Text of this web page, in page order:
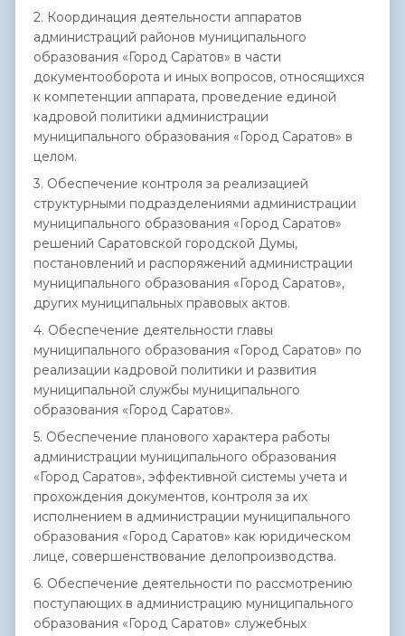
2. Координация деятельности аппаратов
администраций районов муниципального
образования «Город Саратов» в части
документооборота и иных вопросов, относящихся
к компетенции аппарата, проведение единой
кадровой политики администрации
муниципального образования «Город Саратов» в
целом.
3. Обеспечение контроля за реализацией
структурными подразделениями администрации
муниципального образования «Город Саратов»
решений Саратовской городской Думы,
постановлений и распоряжений администрации
муниципального образования «Город Саратов»,
других муниципальных правовых актов.
4. Обеспечение деятельности главы
муниципального образования «Город Саратов» по
реализации кадровой политики и развития
муниципальной службы муниципального
образования «Город Саратов».
5. Обеспечение планового характера работы
администрации муниципального образования
«Город Саратов», эффективной системы учета и
прохождения документов, контроля за их
исполнением в администрации муниципального
образования «Город Саратов» как юридическом
лице, совершенствование делопроизводства.
6. Обеспечение деятельности по рассмотрению
поступающих в администрацию муниципального
образования «Город Саратов» служебных